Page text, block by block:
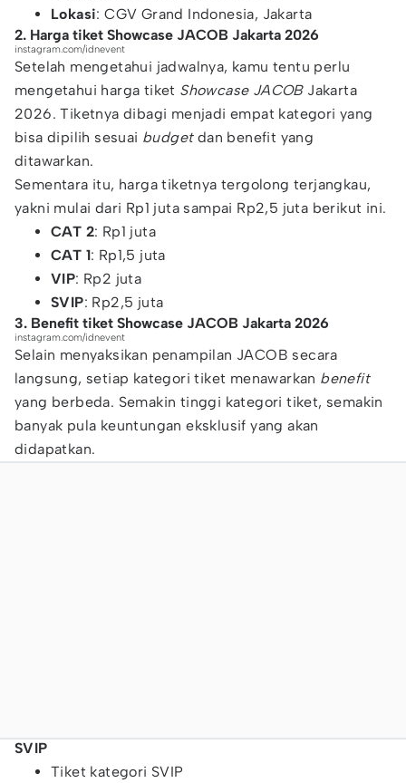
Lokasi: CGV Grand Indonesia, Jakarta
2. Harga tiket Showcase JACOB Jakarta 2026
instagram.com/idnevent
Setelah mengetahui jadwalnya, kamu tentu perlu
mengetahui harga tiket Showcase JACOB Jakarta
2026. Tiketnya dibagi menjadi empat kategori yang
bisa dipilih sesuai budget dan benefit yang
ditawarkan.
Sementara itu, harga tiketnya tergolong terjangkau,
yakni mulai dari Rp1 juta sampai Rp2,5 juta berikut ini.
CAT 2: Rp1 juta
CAT 1: Rp1,5 juta
VIP: Rp2 juta
SVIP: Rp2,5 juta
3. Benefit tiket Showcase JACOB Jakarta 2026
instagram.com/idnevent
Selain menyaksikan penampilan JACOB secara
langsung, setiap kategori tiket menawarkan benefit
yang berbeda. Semakin tinggi kategori tiket, semakin
banyak pula keuntungan eksklusif yang akan
didapatkan.
SVIP
Tiket kategori SVIP